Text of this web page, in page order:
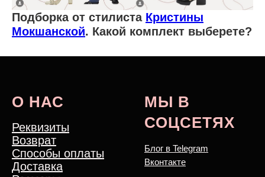
Подборка от стилиста Кристины
Мокшанской. Какой комплект выберете?
О НАС
Реквизиты
Возврат
Способы оплаты
Доставка
МЫ В
СОЦСЕТЯХ
Блог в Telegram
Вконтакте